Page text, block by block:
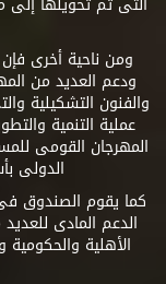
ومن ناحية أخرى
ودعم العديد من
والفنون التشكيلية
عملية التنمية
المهرجان القومى
الدولى
كما يقوم الصندوق فى
الدعم المادى
الأهلية